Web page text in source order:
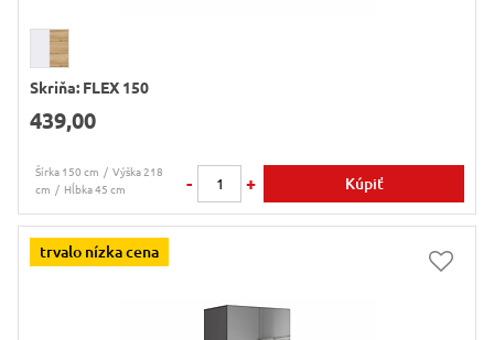
Skriňa: FLEX 150
439,00
Šírka 150 cm
Výška 218
cm
Hĺbka 45 cm - + Kúpiť
trvalo nízka cena